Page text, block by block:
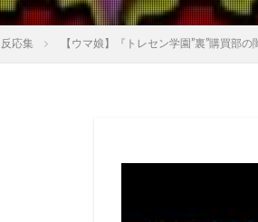
反応集 【ウマ娘】『トレセン学園”裏”購買部